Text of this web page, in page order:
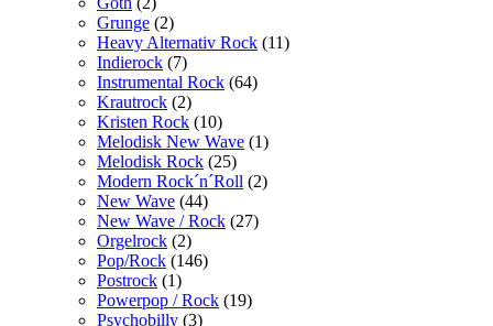
Grunge (2)
Heavy Alternativ Rock (11)
Indierock (7)
Instrumental Rock (64)
Krautrock (2)
Kristen Rock (10)
Melodisk New Wave (1)
Melodisk Rock (25)
Modern Rock´n´Roll (2)
New Wave (44)
New Wave / Rock (27)
Orgelrock (2)
Pop/Rock (146)
Postrock (1)
Powerpop / Rock (19)
Psychobilly (3)